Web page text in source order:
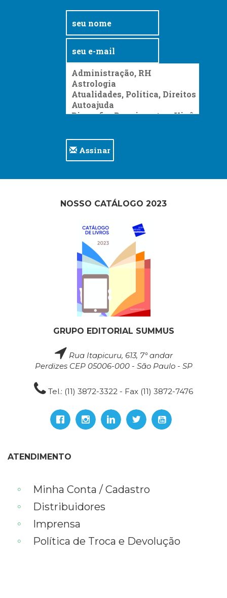
Assinar
NOSSO CATÁLOGO 2023
GRUPO EDITORIAL SUMMUS
Rua Itapicuru, 613, 7° andar
Perdizes CEP 05006-000 - São Paulo - SP
Tel.: (11) 3872-3322 - Fax (11) 3872-7476
ATENDIMENTO
Minha Conta / Cadastro
Distribuidores
Imprensa
Política de Troca e Devolução